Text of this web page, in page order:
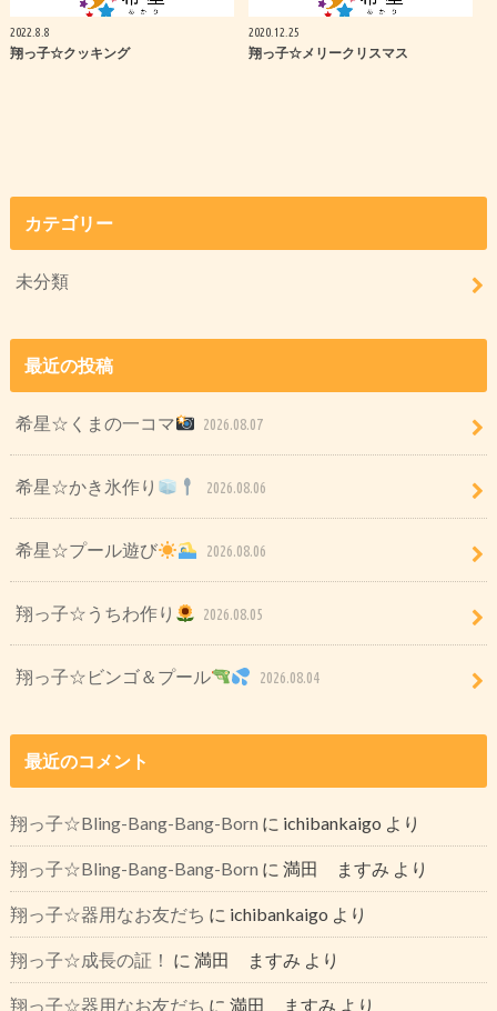
2022.8.8
翔っ子☆クッキング
2020.12.25
翔っ子☆メリークリスマス
カテゴリー
未分類
最近の投稿
希星☆くまの一コマ 2026.08.07
希星☆かき氷作り 2026.08.06
希星☆プール遊び 2026.08.06
翔っ子☆うちわ作り 2026.08.05
翔っ子☆ビンゴ＆プール 2026.08.04
最近のコメント
翔っ子☆Bling-Bang-Bang-Born に ichibankaigo より
翔っ子☆Bling-Bang-Bang-Born に 満田 ますみ より
翔っ子☆器用なお友だち に ichibankaigo より
翔っ子☆成長の証！ に 満田 ますみ より
翔っ子☆器用なお友だち に 満田 ますみ より